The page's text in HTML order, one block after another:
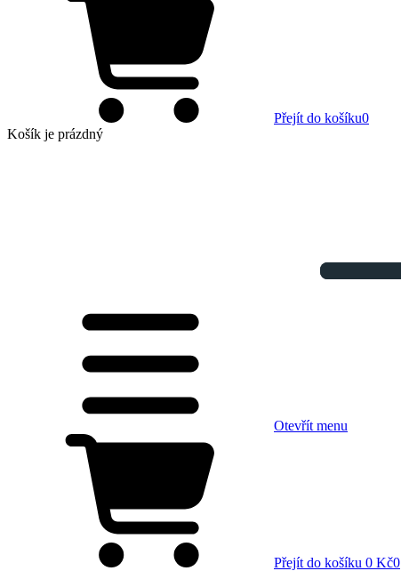
Přejít do košíku0
Košík je prázdný
Otevřít menu
Přejít do košíku 0 Kč0